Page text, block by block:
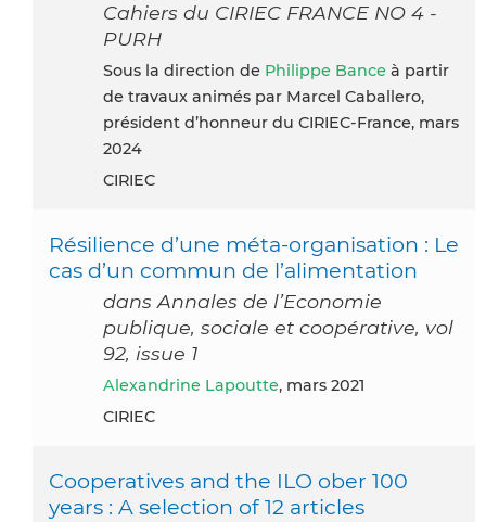
Cahiers du CIRIEC FRANCE NO 4 -
PURH
sous la direction de Philippe Bance à partir
de travaux animés par Marcel Caballero,
président d’honneur du CIRIEC-France, mars
2024
CIRIEC
Résilience d’une méta‐organisation : Le
cas d’un commun de l’alimentation
dans Annales de l’Economie
publique, sociale et coopérative, vol
92, issue 1
Alexandrine Lapoutte, mars 2021
CIRIEC
Cooperatives and the ILO ober 100
years : A selection of 12 articles